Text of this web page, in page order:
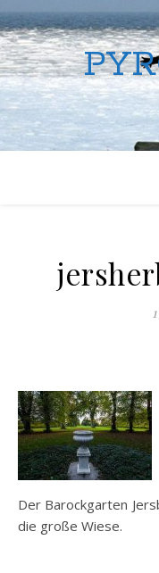
Der Barockgarten
die große Wiese.